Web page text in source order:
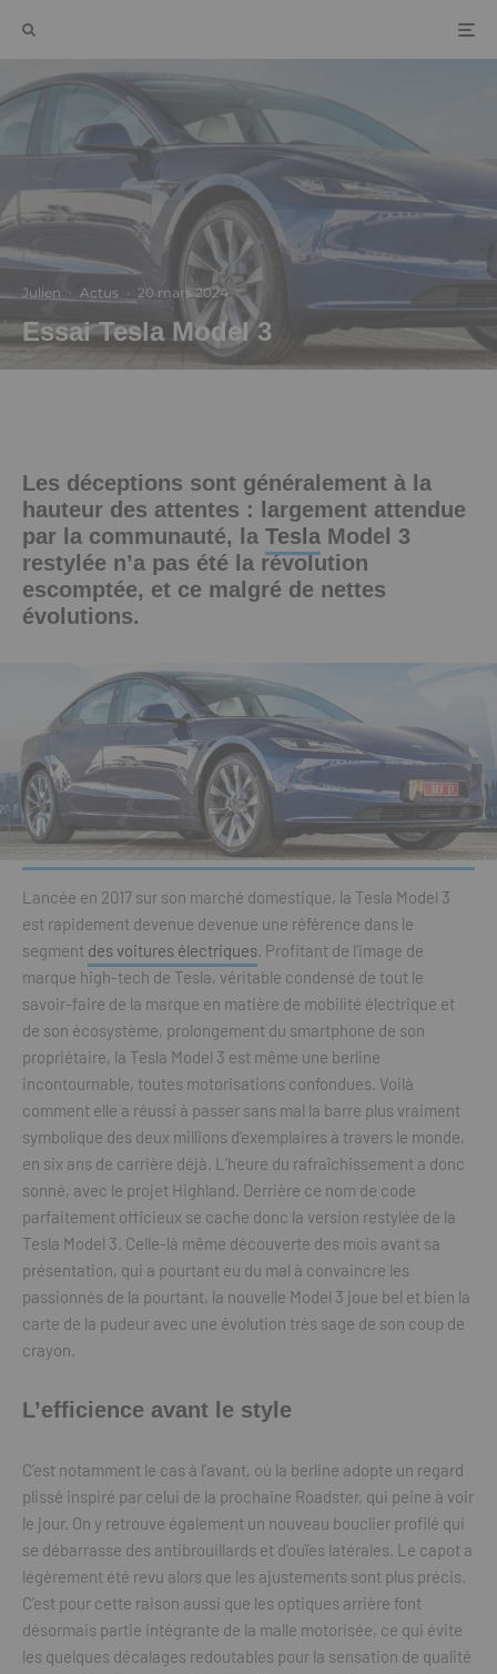
Julien · Actus · 20 mars 2024
Essai Tesla Model 3
Les déceptions sont généralement à la
hauteur des attentes : largement attendue
par la communauté, la Tesla Model 3
restylée n’a pas été la révolution
escomptée, et ce malgré de nettes
évolutions.
Lancée en 2017 sur son marché domestique, la Tesla Model 3
est rapidement devenue devenue une référence dans le
segment des voitures électriques. Profitant de l’image de
marque high-tech de Tesla, véritable condensé de tout le
savoir-faire de la marque en matière de mobilité électrique et
de son écosystème, prolongement du smartphone de son
propriétaire, la Tesla Model 3 est même une berline
incontournable, toutes motorisations confondues. Voilà
comment elle a réussi à passer sans mal la barre plus vraiment
symbolique des deux millions d’exemplaires à travers le monde,
en six ans de carrière déjà. L’heure du rafraîchissement a donc
sonné, avec le projet Highland. Derrière ce nom de code
parfaitement officieux se cache donc la version restylée de la
Tesla Model 3. Celle-là même découverte des mois avant sa
présentation, qui a pourtant eu du mal à convaincre les
passionnés de la pourtant, la nouvelle Model 3 joue bel et bien la
carte de la pudeur avec une évolution très sage de son coup de
crayon.
L’efficience avant le style
C’est notamment le cas à l’avant, où la berline adopte un regard
plissé inspiré par celui de la prochaine Roadster, qui peine à voir
le jour. On y retrouve également un nouveau bouclier profilé qui
se débarrasse des antibrouillards et d’ouïes latérales. Le capot a
légèrement été revu alors que les ajustements sont plus précis.
C’est pour cette raison aussi que les optiques arrière font
désormais partie intégrante de la malle motorisée, ce qui évite
les quelques décalages redoutables pour la sensation de qualité